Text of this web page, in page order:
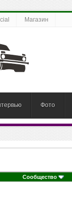
Магазин
Фото
Сообщество